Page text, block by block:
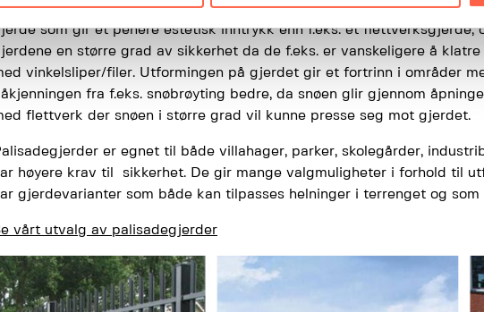
består av en stålramme med spiler, og er egnet for de
som gir et penere estetisk inntrykk enn f.eks. et flettverksgjerde,
en større grad av sikkerhet da de f.eks. er vanskeligere å
vinkelsliper/filer. Utformingen på gjerdet gir et fortrinn i områder
fra f.eks. snøbrøyting bedre, da snøen glir gjennom
flettverk der snøen i større grad vil kunne presse seg mot gjerdet.
er egnet til både villahager, parker, skolegårder,
høyere krav til sikkerhet. De gir mange valgmuligheter i forhold til
gjerdevarianter som både kan tilpasses helninger i terrenget og som
vårt utvalg av palisadegjerder